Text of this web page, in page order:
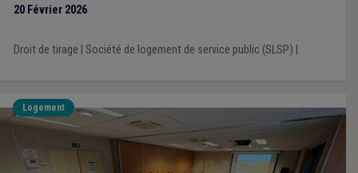
du logement public en Wallonie.
20 Février 2026
Droit de tirage Société de logement de service public (SLSP)
Logement